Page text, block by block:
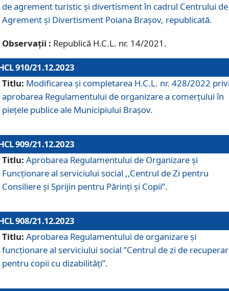
de agrement turistic și divertisment în cadrul Centrului de
Agrement și Divertisment Poiana Brașov, republicată.
Observații : Republică H.C.L. nr. 14/2021.
910/21.12.2023
Titlu: Modificarea și completarea H.C.L. nr. 428/2022
aprobarea Regulamentului de organizare a comerțului în
piețele publice ale Municipiului Braşov.
909/21.12.2023
Titlu: Aprobarea Regulamentului de Organizare și
Funcționare al serviciului social ,,Centrul de Zi pentru
Consiliere şi Sprijin pentru Părinţi şi Copii”.
908/21.12.2023
Titlu: Aprobarea Regulamentului de organizare şi
funcţionare al serviciului social ”Centrul de zi de
pentru copii cu dizabilități”.